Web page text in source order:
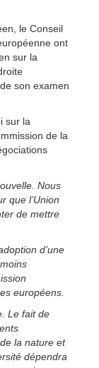
le Conseil
ont
sur la
son examen
sur la
de la
Nous
que l’Union
de mettre
d’une
européens.
Le fait de
la nature et
dépendra